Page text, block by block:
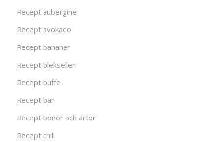
Recept aubergine
Recept avokado
Recept bananer
Recept blekselleri
Recept buffe
Recept bär
Recept bönor och ärtor
Recept chili